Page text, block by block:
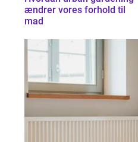
ændrer vores forhold til
mad